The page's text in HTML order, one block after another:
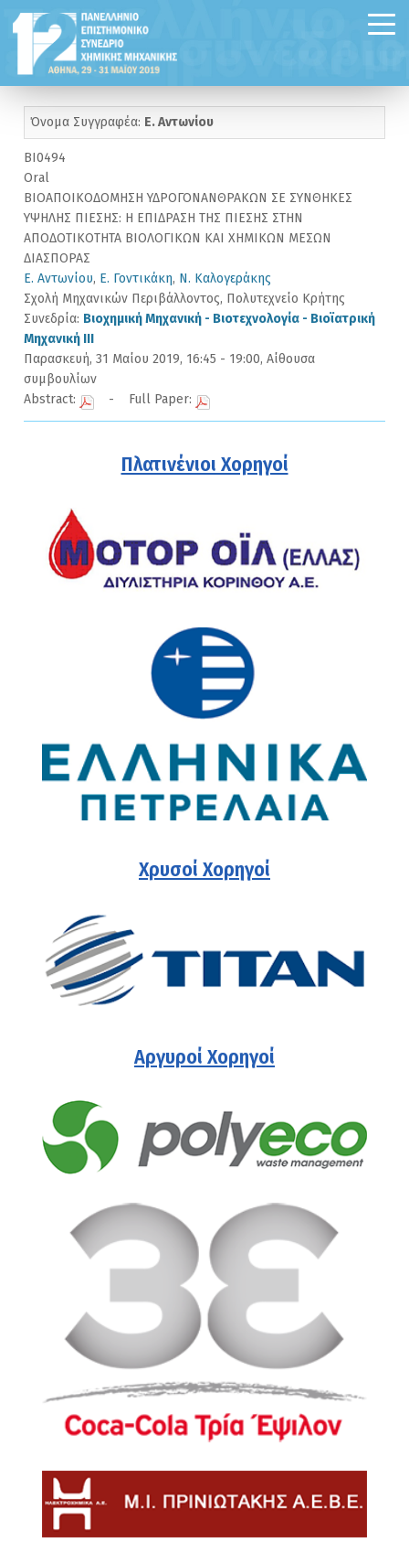
Όνομα Συγγραφέα: Ε. Αντωνίου
BI0494
Oral
ΒΙΟΑΠΟΙΚΟΔΟΜΗΣΗ ΥΔΡΟΓΟΝΑΝΘΡΑΚΩΝ ΣΕ ΣΥΝΘΗΚΕΣ
ΥΨΗΛΗΣ ΠΙΕΣΗΣ: Η ΕΠΙΔΡΑΣΗ ΤΗΣ ΠΙΕΣΗΣ ΣΤΗΝ
ΑΠΟΔΟΤΙΚΟΤΗΤΑ ΒΙΟΛΟΓΙΚΩΝ ΚΑΙ ΧΗΜΙΚΩΝ ΜΕΣΩΝ
ΔΙΑΣΠΟΡΑΣ
Ε. Αντωνίου, Ε. Γοντικάκη, Ν. Καλογεράκης
Σχολή Μηχανικών Περιβάλλοντος, Πολυτεχνείο Κρήτης
Συνεδρία: Βιοχημική Μηχανική - Βιοτεχνολογία - Βιοϊατρική
Μηχανική III
Παρασκευή, 31 Μαίου 2019, 16:45 - 19:00, Αίθουσα
συμβουλίων
Abstract:
- Full Paper:
Πλατινένιοι Χορηγοί
Χρυσοί Χορηγοί
Αργυροί Χορηγοί